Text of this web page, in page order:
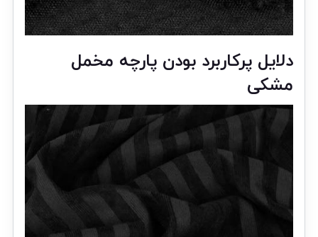
دلایل پرکاربرد بودن پارچه مخمل
مشکی